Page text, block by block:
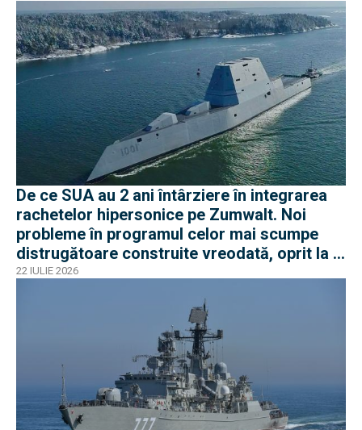
De ce SUA au 2 ani întârziere în integrarea
rachetelor hipersonice pe Zumwalt. Noi
probleme în programul celor mai scumpe
distrugătoare construite vreodată, oprit la 3
nave
22 IULIE 2026